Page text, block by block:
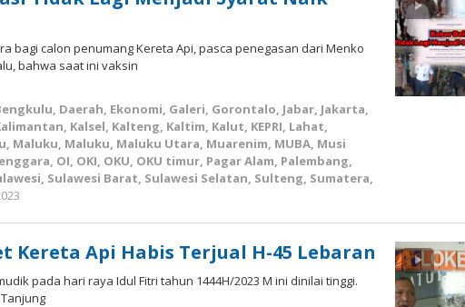
bagi calon penumang Kereta Api, pasca penegasan dari Menko
bahwa saat ini vaksin
, Daerah, Ekonomi, Galeri, Gorontalo, Jabar, Jakarta,
, Kalsel, Kalteng, Kaltim, Kalut, KEPRI, Lahat,
, Maluku, Maluku, Maluku Utara, Muarenim, MUBA, Musi
, OI, OKI, OKU, OKU timur, Pagar Alam, Palembang,
, Sulawesi Barat, Sulawesi Selatan, Sulteng, Sumatera,
Kereta Api Habis Terjual H-45 Lebaran
pada hari raya Idul Fitri tahun 1444H/2023 M ini dinilai tinggi.